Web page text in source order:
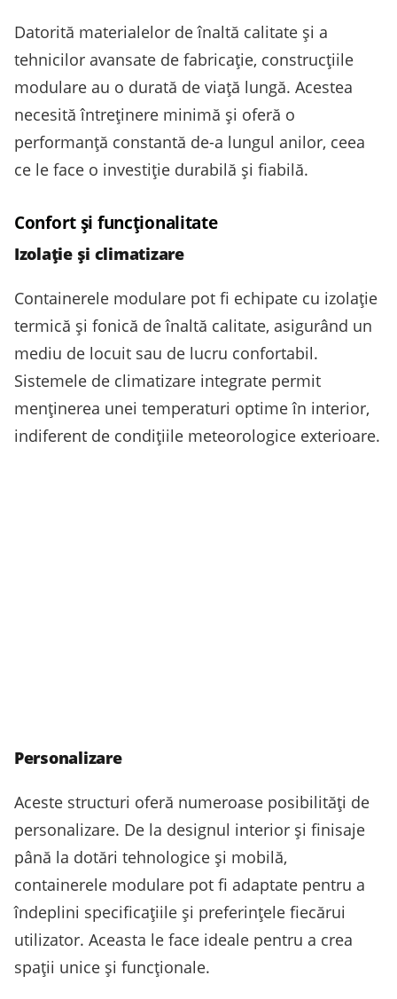
Datorită materialelor de înaltă calitate și a
tehnicilor avansate de fabricație, construcțiile
modulare au o durată de viață lungă. Acestea
necesită întreținere minimă și oferă o
performanță constantă de-a lungul anilor, ceea
ce le face o investiție durabilă și fiabilă.
Confort și funcționalitate
Izolație și climatizare
Containerele modulare pot fi echipate cu izolație
termică și fonică de înaltă calitate, asigurând un
mediu de locuit sau de lucru confortabil.
Sistemele de climatizare integrate permit
menținerea unei temperaturi optime în interior,
indiferent de condițiile meteorologice exterioare.
Personalizare
Aceste structuri oferă numeroase posibilități de
personalizare. De la designul interior și finisaje
până la dotări tehnologice și mobilă,
containerele modulare pot fi adaptate pentru a
îndeplini specificațiile și preferințele fiecărui
utilizator. Aceasta le face ideale pentru a crea
spații unice și funcționale.